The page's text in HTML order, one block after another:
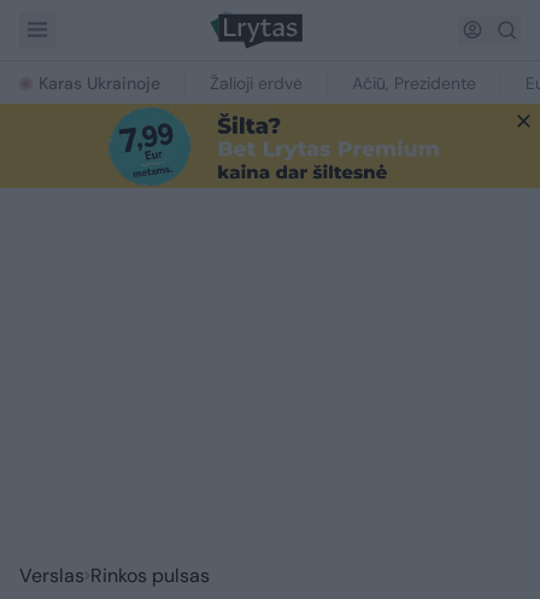
Karas Ukrainoje Žalioji erdvė Ačiū, Prezidente
Verslas Rinkos pulsas